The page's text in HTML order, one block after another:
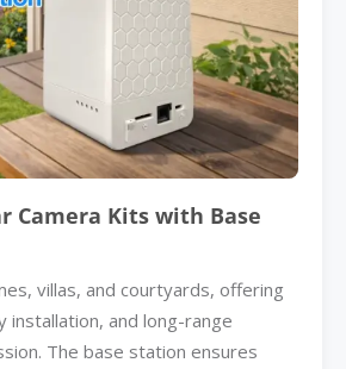
Camera Kits with Base
villas, and courtyards, offering
installation, and long-range
The base station ensures